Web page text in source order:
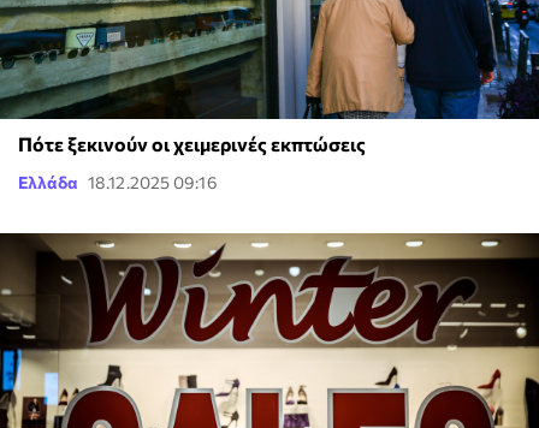
Πότε ξεκινούν οι χειμερινές εκπτώσεις
Ελλάδα 18.12.2025 09:16